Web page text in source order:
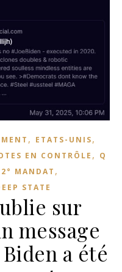
, ETATS-UNIS,
EN CONTRÔLE , Q
MANDAT ,
STATE
sur
message
a été